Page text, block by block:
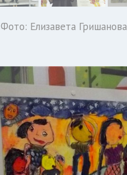
Фото: Елизавета Гришанова